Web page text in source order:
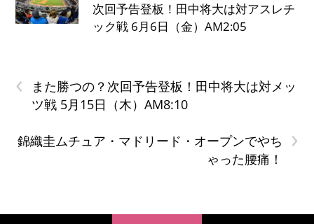
次回予告登板！田中将大は対アスレチ
ック戦 6月6日（金）AM2:05
‹
また勝つの？次回予告登板！田中将大は対メッ
ツ戦 5月15日（木）AM8:10
›
錦織圭ムチュア・マドリード・オープンでやち
ゃった腰痛！